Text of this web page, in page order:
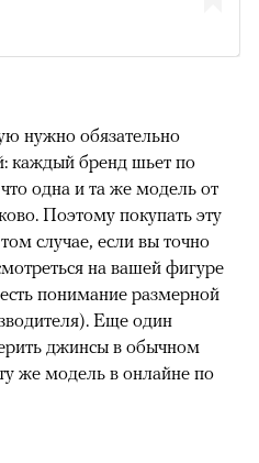
нужно обязательно
каждый бренд шьет по
одна и та же модель от
Поэтому покупать эту
случае, если вы точно
на вашей фигуре
понимание размерной
Еще один
джинсы в обычном
же модель в онлайне по